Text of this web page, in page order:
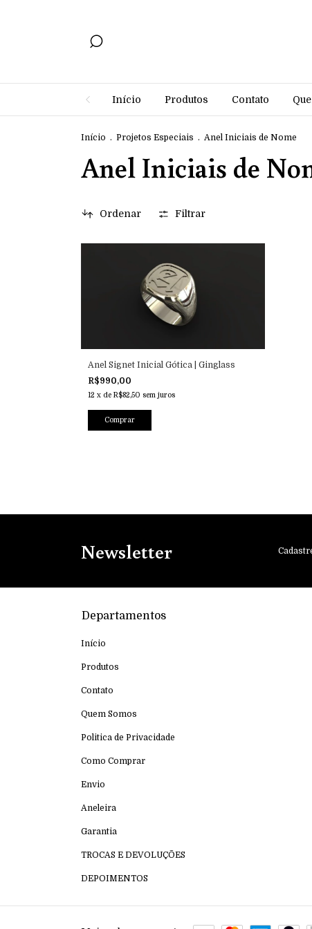
Início Produtos Contato
Início . Projetos Especiais . Anel Iniciais de Nome
Anel Iniciais de
Ordenar Filtrar
Anel Signet Inicial Gótica | Ginglass
R$990,00
12 x de R$82,50 sem juros
Comprar
Newsletter
Departamentos
Início
Produtos
Contato
Quem Somos
Politica de Privacidade
Como Comprar
Envio
Aneleira
Garantia
TROCAS E DEVOLUÇÕES
DEPOIMENTOS